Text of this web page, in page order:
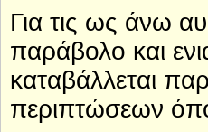
Για τις ως άνω
παράβολο και
καταβάλλεται
περιπτώσεων